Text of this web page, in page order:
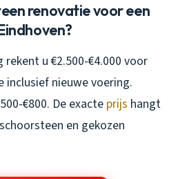
renovatie voor een
u €2.500-€4.000 voor
inclusief nieuwe voering.
€800. De exacte prijs hangt
en gekozen